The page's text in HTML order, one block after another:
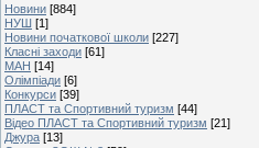
Новини [884]
НУШ [1]
Новини початкової школи [227]
Класні заходи [61]
МАН [14]
Олімпіади [6]
Конкурси [39]
ПЛАСТ та Спортивний туризм [44]
Відео ПЛАСТ та Спортивний туризм [21]
Джура [13]